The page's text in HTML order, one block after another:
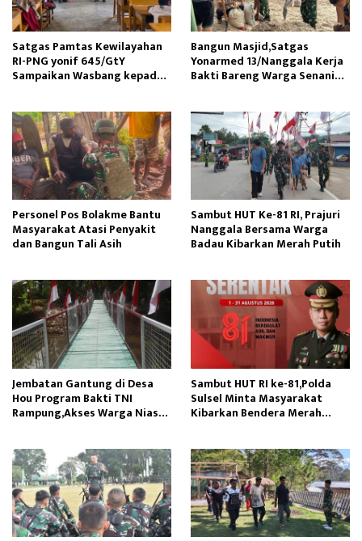
Satgas Pamtas Kewilayahan
RI-PNG yonif 645/GtY
Sampaikan Wasbang kepada
Bangun Masjid,Satgas
Yonarmed 13/Nanggala Kerja
Bakti Bareng Warga Senaning
Personel Pos Bolakme Bantu
Masyarakat Atasi Penyakit
dan Bangun Tali Asih
Sambut HUT Ke-81 RI, Prajuri
Nanggala Bersama Warga
Badau Kibarkan Merah Putih
Jembatan Gantung di Desa
Hou Program Bakti TNI
Rampung,Akses Warga Nias
Sambut HUT RI ke-81,Polda
Sulsel Minta Masyarakat
Kibarkan Bendera Merah